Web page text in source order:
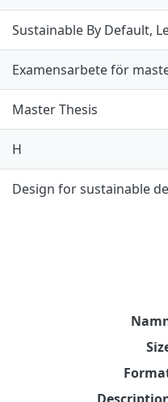
Sustainable By Default,
Examensarbete för
Master Thesis
H
Design for sustainable